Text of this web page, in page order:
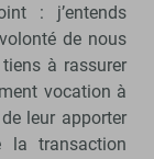
: j’entends
de nous
à rassurer
vocation à
leur apporter
transaction